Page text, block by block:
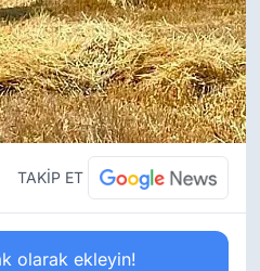
TAKİP ET
olarak ekleyin!